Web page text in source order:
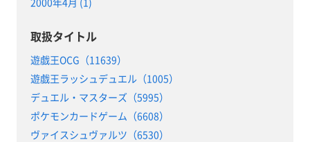
取扱タイトル
遊戯王OCG（11639）
遊戯王ラッシュデュエル（1005）
デュエル・マスターズ（5995）
ポケモンカードゲーム（6608）
ヴァイスシュヴァルツ（6530）